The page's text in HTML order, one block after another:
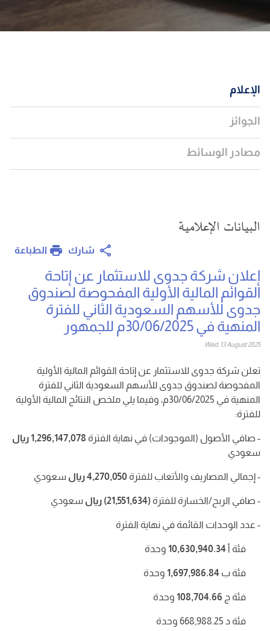
الإعلام
الجوائز
مصادر الوسائط
البيانات الإعلامية
شارك الطباعة
إعلان شركة جدوى للاستثمار عن إتاحة
القوائم المالية الأولية المفحوصة لصندوق
جدوى للأسهم السعودية الثاني للفترة
المنهية في 30/06/2025م للجمهور
Wed, 13 August 2025
تعلن شركة جدوى للاستثمار عن إتاحة القوائم المالية الأولية
المفحوصة لصندوق جدوى للأسهم السعودية الثاني للفترة
المنهية في 30/06/2025م، وفيما يلي ملخص النتائج المالية الأولية
للفترة:
- صافي الأصول (الموجودات) في نهاية الفترة 1,296,147,078ريال
سعودي
- إجمالي المصاريف والأتعاب للفترة 4,270,050ريال سعودي
- صافي الربح/الخسارة للفترة (21,551,634) ريال سعودي
- عدد الوحدات القائمة في نهاية الفترة
فئة أ10,630,940.34 وحدة
فئة ب 1,697,986.84 وحدة
فئة ج 108,704.66 وحدة
فئة د 668,988.25 وحدة